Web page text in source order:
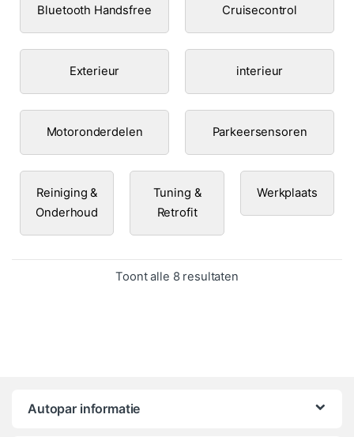
Bluetooth Handsfree Cruisecontrol
Exterieur interieur
Motoronderdelen Parkeersensoren
Reiniging &
Onderhoud
Tuning &
Retrofit
Werkplaats
Toont alle 8 resultatenGesorteerd op
Autopar informatie